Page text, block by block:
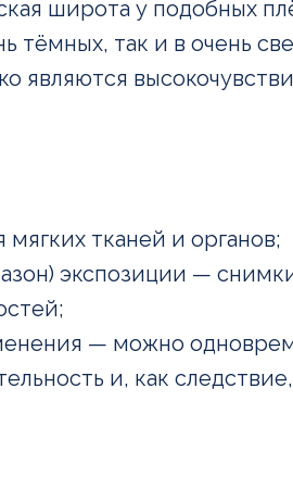
широта у подобных
тёмных, так и в очень
являются
мягких тканей и органов;
экспозиции —
— можно
и, как